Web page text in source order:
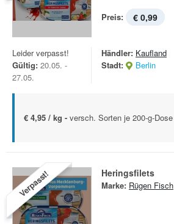
Preis: € 0,99
Leider verpasst!
Gültig: 20.05. -
27.05.
Händler: Kaufland
Stadt:
Berlin
€ 4,95 / kg - versch. Sorten je 200-g-Dose
Verpasst! Heringsfilets
Marke: Rügen Fisch